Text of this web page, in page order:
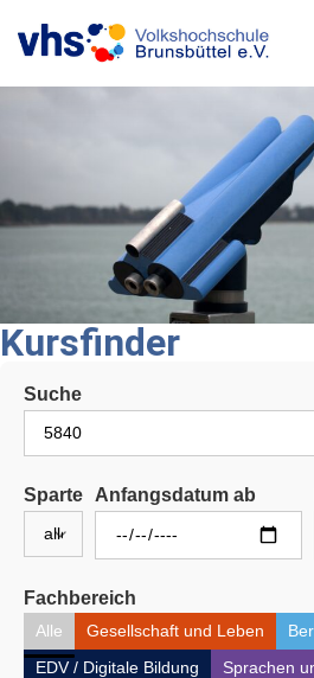
Kursfinder
Suche
Sparte Anfangsdatum ab
Fachbereich
Alle Gesellschaft und Leben
EDV / Digitale Bildung
Sprachen